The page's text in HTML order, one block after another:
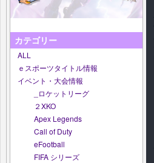
カテゴリー
ALL
ｅスポーツタイトル情報
イベント・大会情報
_ロケットリーグ
２XKO
Apex Legends
Call of Duty
eFootball
FIFA シリーズ